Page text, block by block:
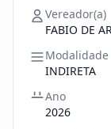
Vereador(a)
FABIO DE
Modalidade
INDIRETA
Ano
2026